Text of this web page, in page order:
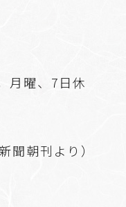
月曜、7日休
聞朝刊より）